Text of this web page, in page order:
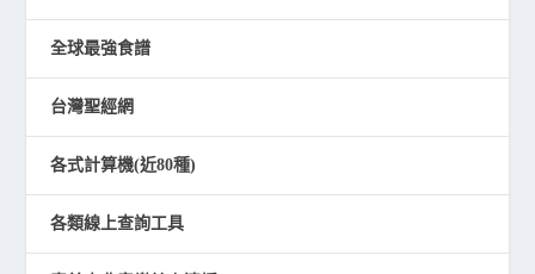
全球最強食譜
台灣聖經網
各式計算機(近80種)
各類線上查詢工具